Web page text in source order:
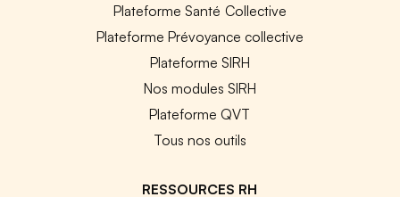
Plateforme Santé Collective
Plateforme Prévoyance collective
Plateforme SIRH
Nos modules SIRH
Plateforme QVT
Tous nos outils
RESSOURCES RH